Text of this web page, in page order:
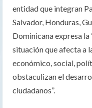
entidad que integran
Salvador, Honduras,
Dominicana expresa
situación que afecta a
económico, social,
obstaculizan el
ciudadanos”.